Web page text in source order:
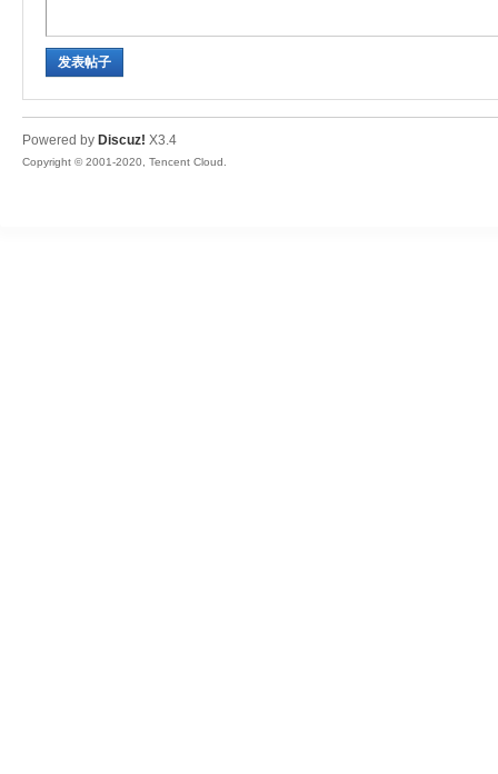
发表帖子
Powered by Discuz! X3.4
Copyright © 2001-2020, Tencent Cloud.